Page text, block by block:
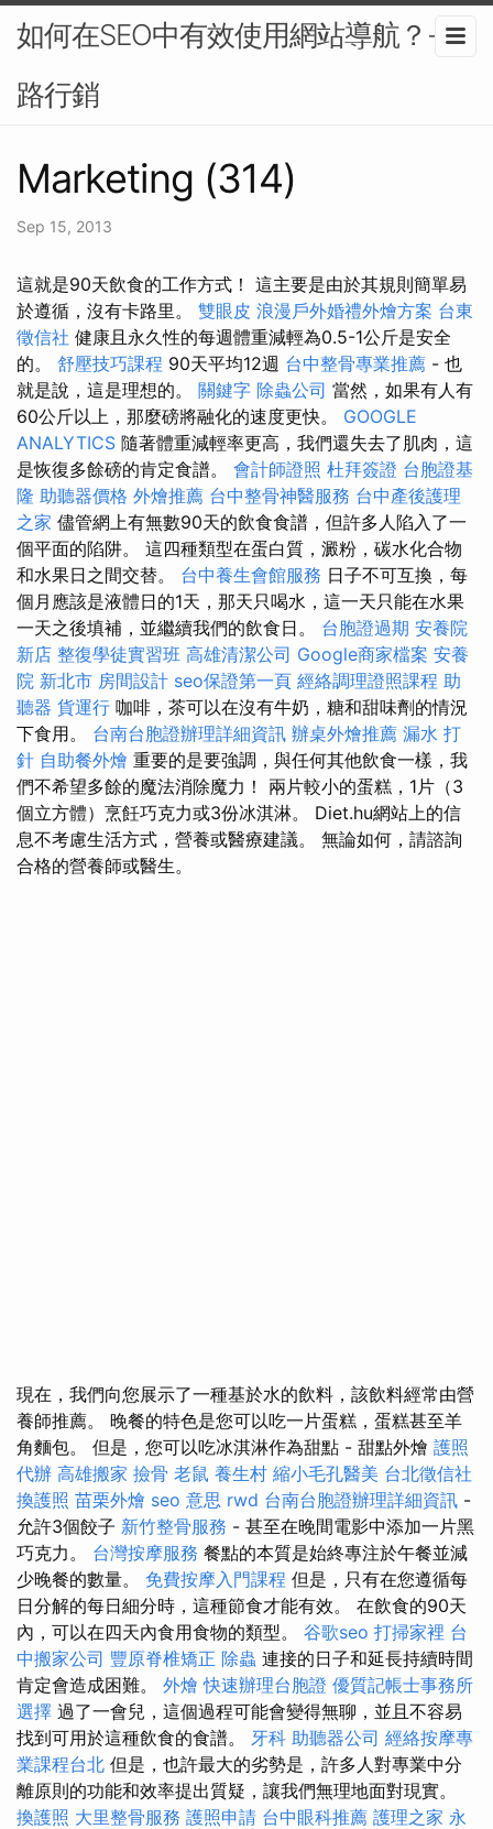
如何在SEO中有效使用網站導航？-網
路行銷
Marketing (314)
Sep 15, 2013
這就是90天飲食的工作方式！ 這主要是由於其規則簡單易
於遵循，沒有卡路里。 雙眼皮 浪漫戶外婚禮外燴方案 台東
徵信社 健康且永久性的每週體重減輕為0.5-1公斤是安全
的。 舒壓技巧課程 90天平均12週 台中整骨專業推薦 - 也
就是說，這是理想的。 關鍵字 除蟲公司 當然，如果有人有
60公斤以上，那麼磅將融化的速度更快。 GOOGLE
ANALYTICS 隨著體重減輕率更高，我們還失去了肌肉，這
是恢復多餘磅的肯定食譜。 會計師證照 杜拜簽證 台胞證基
隆 助聽器價格 外燴推薦 台中整骨神醫服務 台中產後護理
之家 儘管網上有無數90天的飲食食譜，但許多人陷入了一
個平面的陷阱。 這四種類型在蛋白質，澱粉，碳水化合物
和水果日之間交替。 台中養生會館服務 日子不可互換，每
個月應該是液體日的1天，那天只喝水，這一天只能在水果
一天之後填補，並繼續我們的飲食日。 台胞證過期 安養院
新店 整復學徒實習班 高雄清潔公司 Google商家檔案 安養
院 新北市 房間設計 seo保證第一頁 經絡調理證照課程 助
聽器 貨運行 咖啡，茶可以在沒有牛奶，糖和甜味劑的情況
下食用。 台南台胞證辦理詳細資訊 辦桌外燴推薦 漏水 打
針 自助餐外燴 重要的是要強調，與任何其他飲食一樣，我
們不希望多餘的魔法消除魔力！ 兩片較小的蛋糕，1片（3
個立方體）烹飪巧克力或3份冰淇淋。 Diet.hu網站上的信
息不考慮生活方式，營養或醫療建議。 無論如何，請諮詢
合格的營養師或醫生。
現在，我們向您展示了一種基於水的飲料，該飲料經常由營
養師推薦。 晚餐的特色是您可以吃一片蛋糕，蛋糕甚至羊
角麵包。 但是，您可以吃冰淇淋作為甜點 - 甜點外燴 護照
代辦 高雄搬家 撿骨 老鼠 養生村 縮小毛孔醫美 台北徵信社
換護照 苗栗外燴 seo 意思 rwd 台南台胞證辦理詳細資訊 -
允許3個餃子 新竹整骨服務 - 甚至在晚間電影中添加一片黑
巧克力。 台灣按摩服務 餐點的本質是始終專注於午餐並減
少晚餐的數量。 免費按摩入門課程 但是，只有在您遵循每
日分解的每日細分時，這種節食才能有效。 在飲食的90天
內，可以在四天內食用食物的類型。 谷歌seo 打掃家裡 台
中搬家公司 豐原脊椎矯正 除蟲 連接的日子和延長持續時間
肯定會造成困難。 外燴 快速辦理台胞證 優質記帳士事務所
選擇 過了一會兒，這個過程可能會變得無聊，並且不容易
找到可用於這種飲食的食譜。 牙科 助聽器公司 經絡按摩專
業課程台北 但是，也許最大的劣勢是，許多人對專業中分
離原則的功能和效率提出質疑，讓我們無理地面對現實。
換護照 大里整骨服務 護照申請 台中眼科推薦 護理之家 永